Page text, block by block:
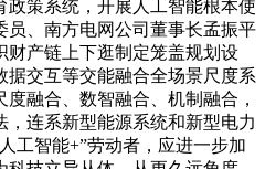
策系统，开展人工智能根本使
员、南方电网公司董事长孟振平
财产链上下逛制定笼盖规划设
交互等交能融合全场景尺度系
融合、数智融合、机制融合，
连系新型能源系统和新型电力
工智能+”劳动者，应进一步加